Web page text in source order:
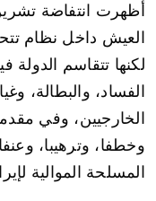
أظهرت انتفاضة
العيش داخل نظام
لكنها تتقاسم الدولة
الفساد، والبطالة،
الخارجيين، وفي
وخطفا، وترهيبا،
المسلحة الموالية